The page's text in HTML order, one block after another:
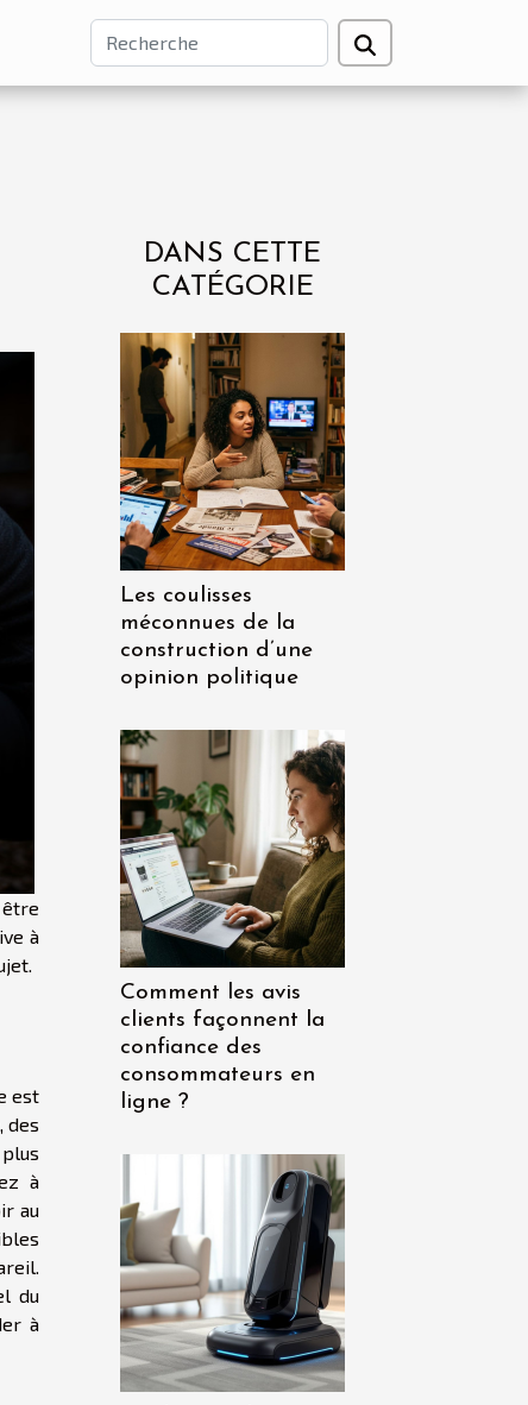
à
est
des
à
au
du
à
DANS CETTE
CATÉGORIE
Les coulisses
méconnues de la
construction d’une
opinion politique
Comment les avis
clients façonnent la
confiance des
consommateurs en
ligne ?